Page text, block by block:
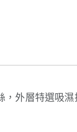
外層特選吸濕